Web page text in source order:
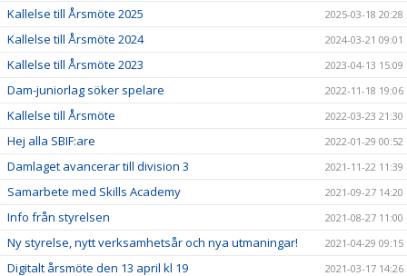
Kallelse till Årsmöte 2025 2025-03-18 20:28
Kallelse till Årsmöte 2024 2024-03-21 09:01
Kallelse till Årsmöte 2023 2023-04-13 15:09
Dam-juniorlag söker spelare 2022-11-18 19:06
Kallelse till Årsmöte 2022-03-23 21:30
Hej alla SBIF:are 2022-01-29 00:52
Damlaget avancerar till division 3 2021-11-22 11:39
Samarbete med Skills Academy 2021-09-27 14:20
Info från styrelsen 2021-08-27 11:00
Ny styrelse, nytt verksamhetsår och nya utmaningar! 2021-04-29 09:15
Digitalt årsmöte den 13 april kl 19 2021-03-17 14:26